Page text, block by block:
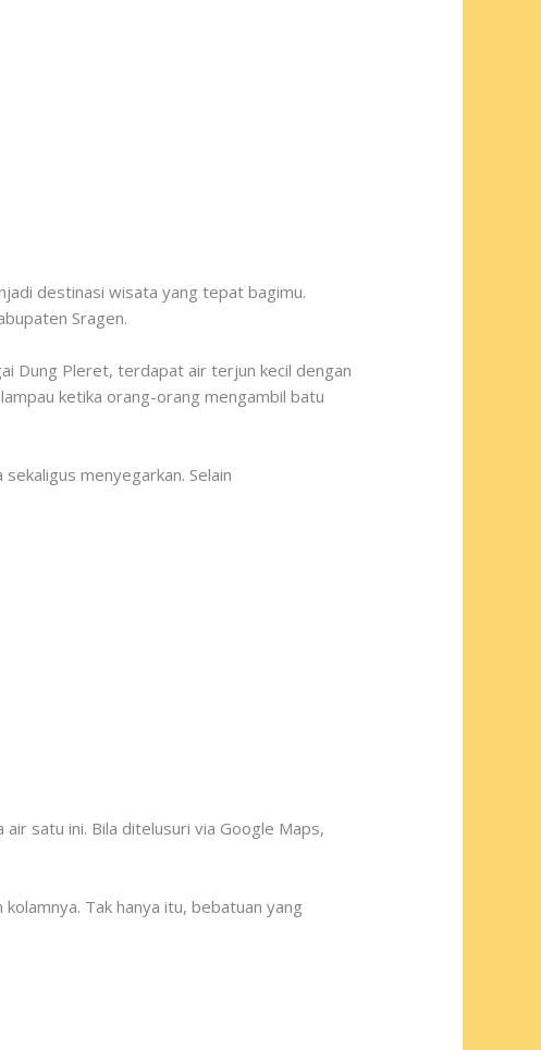
destinasi wisata yang tepat bagimu.
Sragen.
Dung Pleret, terdapat air terjun kecil dengan
ketika orang-orang mengambil batu
menyegarkan. Selain
satu ini. Bila ditelusuri via Google Maps,
Tak hanya itu, bebatuan yang